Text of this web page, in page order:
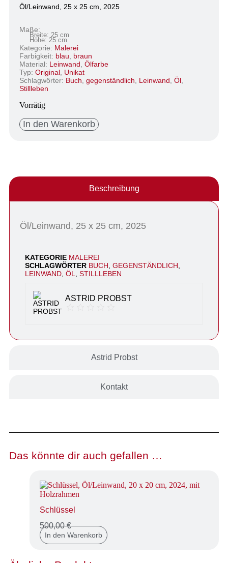
Öl/Leinwand, 25 x 25 cm, 2025
Maße:
Breite: 25 cm
Höhe: 25 cm
Kategorie: Malerei
Farbigkeit: blau
braun
Material: Leinwand Ölfarbe
Typ: Original Unikat
Schlagwörter: Buch gegenständlich Leinwand Öl
Stillleben
Vorrätig
In den Warenkorb
Beschreibung
Astrid Probst
Kontakt
Öl/Leinwand, 25 x 25 cm, 2025
KATEGORIE MALEREI
SCHLAGWÖRTER BUCH, GEGENSTÄNDLICH,
LEINWAND, ÖL, STILLLEBEN
ASTRID PROBST
Das könnte dir auch gefallen …
Schlüssel
500,00€
In den Warenkorb